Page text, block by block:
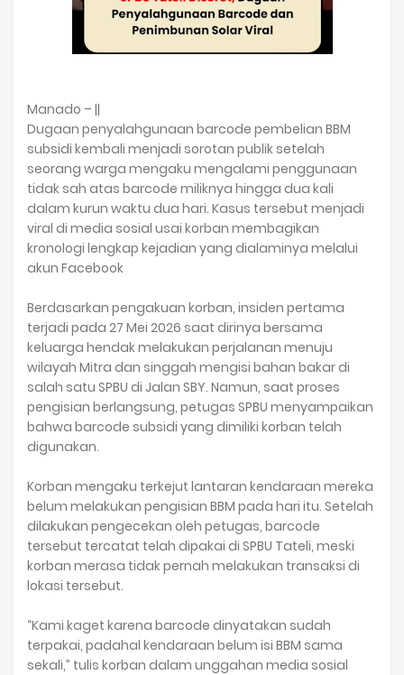
Manado – ||
Dugaan penyalahgunaan barcode pembelian BBM
subsidi kembali menjadi sorotan publik setelah
seorang warga mengaku mengalami penggunaan
tidak sah atas barcode miliknya hingga dua kali
dalam kurun waktu dua hari. Kasus tersebut menjadi
viral di media sosial usai korban membagikan
kronologi lengkap kejadian yang dialaminya melalui
akun Facebook
Berdasarkan pengakuan korban, insiden pertama
terjadi pada 27 Mei 2026 saat dirinya bersama
keluarga hendak melakukan perjalanan menuju
wilayah Mitra dan singgah mengisi bahan bakar di
salah satu SPBU di Jalan SBY. Namun, saat proses
pengisian berlangsung, petugas SPBU menyampaikan
bahwa barcode subsidi yang dimiliki korban telah
digunakan.
Korban mengaku terkejut lantaran kendaraan mereka
belum melakukan pengisian BBM pada hari itu. Setelah
dilakukan pengecekan oleh petugas, barcode
tersebut tercatat telah dipakai di SPBU Tateli, meski
korban merasa tidak pernah melakukan transaksi di
lokasi tersebut.
“Kami kaget karena barcode dinyatakan sudah
terpakai, padahal kendaraan belum isi BBM sama
sekali,” tulis korban dalam unggahan media sosial